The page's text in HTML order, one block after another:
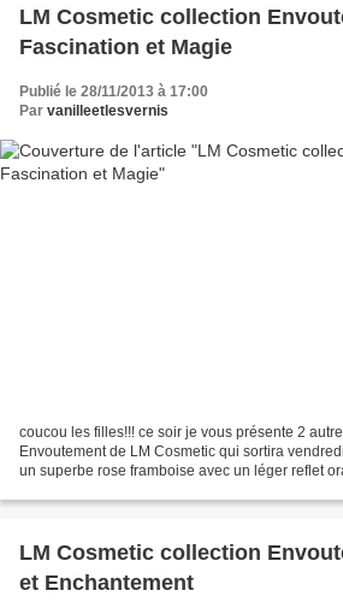
LM Cosmetic collection
Fascination et Magie
Publié le 28/11/2013 à 17:00
Par vanilleetlesvernis
coucou les filles!!! ce soir je vous présente 2
Envoutement de LM Cosmetic qui sortira
un superbe rose framboise avec un léger reflet
LM Cosmetic collection
et Enchantement